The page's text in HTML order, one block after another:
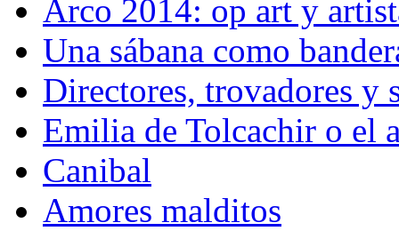
Arco 2014: op art y
Una sábana como
Directores, trovadores y
Emilia de Tolcachir o el
Canibal
Amores malditos